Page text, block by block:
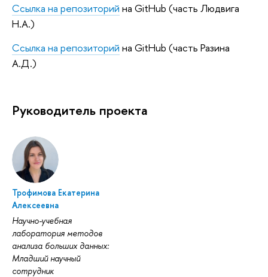
Ссылка на репозиторий на GitHub (часть Людвига
Н.А.)
Ссылка на репозиторий на GitHub (часть Разина
А.Д.)
Руководитель проекта
Трофимова Екатерина
Алексеевна
Научно-учебная
лаборатория методов
анализа больших данных:
Младший научный
сотрудник